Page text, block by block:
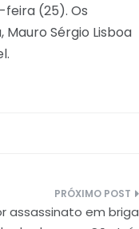
(25). Os
Sérgio Lisboa
assassinato em briga